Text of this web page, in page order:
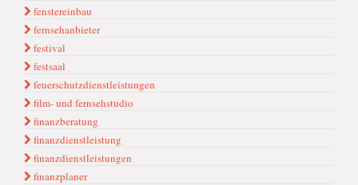
fenstereinbau
fernsehanbieter
festival
festsaal
feuerschutzdienstleistungen
film- und fernsehstudio
finanzberatung
finanzdienstleistung
finanzdienstleistungen
finanzplaner